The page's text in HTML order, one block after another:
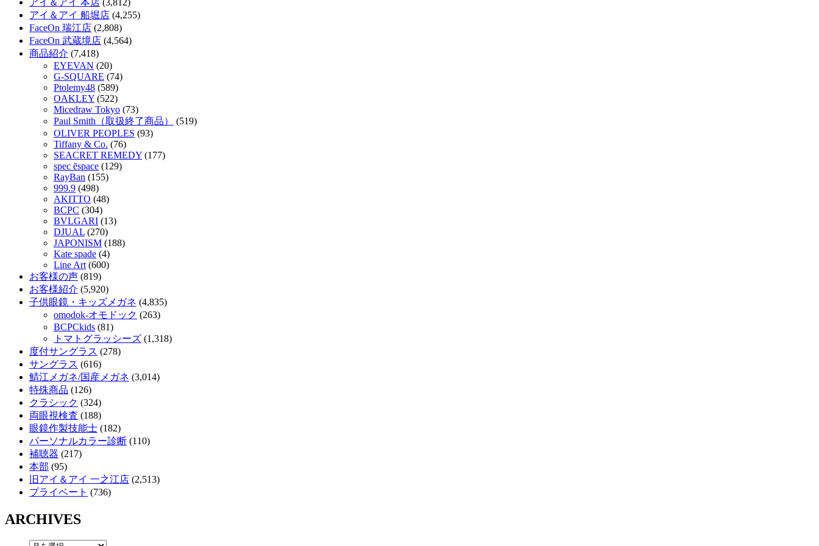
アイ＆アイ 本店 (3,812)
アイ＆アイ 船堀店 (4,255)
FaceOn 瑞江店 (2,808)
FaceOn 武蔵境店 (4,564)
商品紹介 (7,418)
EYEVAN (20)
G-SQUARE (74)
Ptolemy48 (589)
OAKLEY (522)
Micedraw Tokyo (73)
Paul Smith（取扱終了商品）
(519)
OLIVER PEOPLES (93)
Tiffany & Co. (76)
SEACRET REMEDY (177)
spec ēspace (129)
RayBan (155)
999.9 (498)
AKITTO (48)
BCPC (304)
BVLGARI (13)
DJUAL (270)
JAPONISM (188)
Kate spade (4)
Line Art (600)
お客様の声 (819)
お客様紹介 (5,920)
子供眼鏡・キッズメガネ (4,835)
omodok-オモドック (263)
BCPCkids (81)
トマトグラッシーズ (1,318)
度付サングラス (278)
サングラス (616)
鯖江メガネ/国産メガネ (3,014)
特殊商品 (126)
クラシック (324)
両眼視検査 (188)
眼鏡作製技能士 (182)
パーソナルカラー診断 (110)
補聴器 (217)
本部 (95)
旧アイ＆アイ 一之江店 (2,513)
プライベート (736)
ARCHIVES